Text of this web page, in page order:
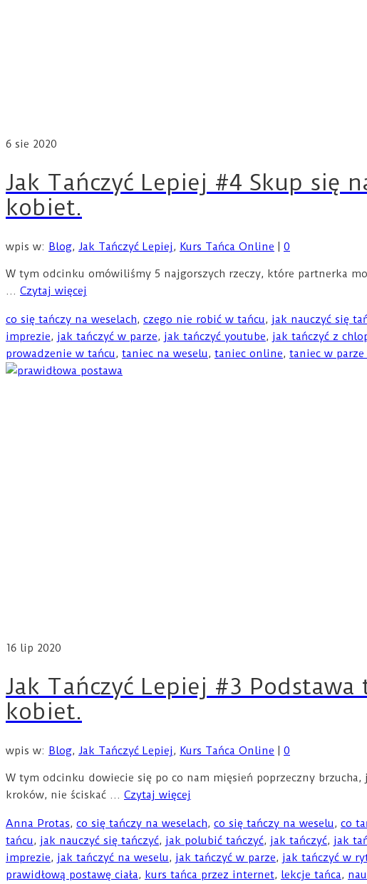
6 sie 2020
Jak Tańczyć Lepiej #4 Skup się
kobiet.
wpis w: Blog, Jak Tańczyć Lepiej, Kurs Tańca Online 0
W tym odcinku omówiliśmy 5 najgorszych rzeczy, które partnerka
… Czytaj więcej
co się tańczy na weselach, czego nie robić w tańcu, jak nauczyć się
imprezie, jak tańczyć w parze, jak tańczyć youtube, jak tańczyć z
prowadzenie w tańcu, taniec na weselu, taniec online, taniec w parze
16 lip 2020
Jak Tańczyć Lepiej #3
kobiet.
wpis w: Blog, Jak Tańczyć Lepiej, Kurs Tańca Online 0
W tym odcinku dowiecie się po co nam mięsień poprzeczny
kroków, nie ściskać … Czytaj więcej
Anna Protas, co się tańczy na weselach, co się tańczy na weselu, co
tańcu, jak nauczyć się tańczyć, jak polubić tańczyć, jak tańczyć, jak
imprezie, jak tańczyć na weselu, jak tańczyć w parze, jak tańczyć w
prawidłową postawę ciała, kurs tańca przez internet, lekcje tańca,